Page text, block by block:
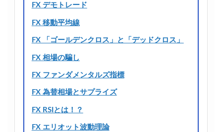
FX デモトレード
FX 移動平均線
FX 「ゴールデンクロス」と「デッドクロス」
FX 相場の騙し
FX ファンダメンタルズ指標
FX 為替相場とサプライズ
FX RSIとは！？
FX エリオット波動理論